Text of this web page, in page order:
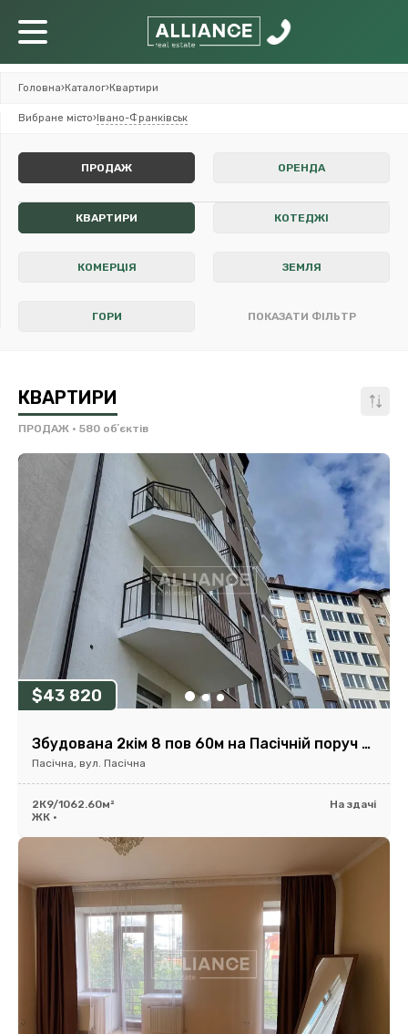
Головна›Каталог›Квартири
Вибране місто›Івано-Франківськ
ПРОДАЖ ОРЕНДА
КВАРТИРИ КОТЕДЖІ
КОМЕРЦІЯ ЗЕМЛЯ
ГОРИ ПОКАЗАТИ ФІЛЬТР
КВАРТИРИ
ПРОДАЖ • 580 обʼєктів
$43 820
Збудована 2кім 8 пов 60м на Пасічній поруч обл лікарні біля річки
Пасічна, вул. Пасічна
2К9/1062.60м²
На здачі
ЖК •